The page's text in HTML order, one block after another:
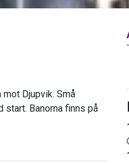
Djupvik. Små
start. Banorna finns på